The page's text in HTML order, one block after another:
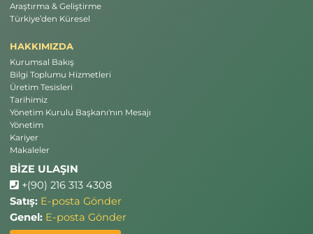
Araştırma & Geliştirme
Türkiye’den Küresel
HAKKIMIZDA
Kurumsal Bakış
Bilgi Toplumu Hizmetleri
Üretim Tesisleri
Tarihimiz
Yönetim Kurulu Başkanı'nın Mesajı
Yönetim
Kariyer
Makaleler
BİZE ULAŞIN
+(90) 216 313 4308
Satış: E-posta Gönder
Genel: E-posta Gönder